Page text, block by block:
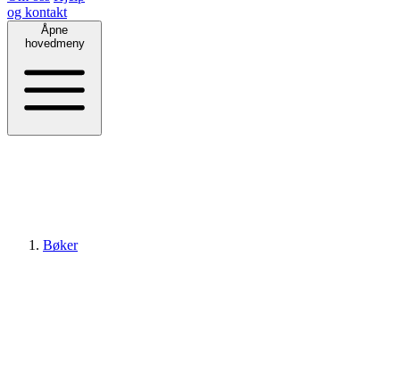
og kontakt
Åpne
hovedmeny
Bøker